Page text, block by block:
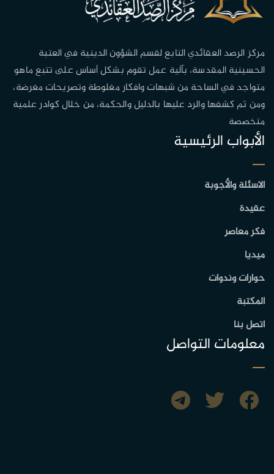
مركز الرصد العقائدي التابع لقسم الشؤون الدينية في العتبة
الحسينية المقدسة، بآلية عمل تقوم بشكل أساس على تتبع ماهو
متواجد في الساحة من شبهات وافكار مغلوطة وتصريحات مغرضة،
ومن ثم كشفها والرد عليها بالدليل والحكمة، من خلال كوادر علمية
متخصصة
الأبواب الرئيسية
الاسئلة والأجوبة
عقيدة
فكر معاصر
ميديا
حوارات وندوات
المكتبة
اتصل بنا
معلومات التواصل